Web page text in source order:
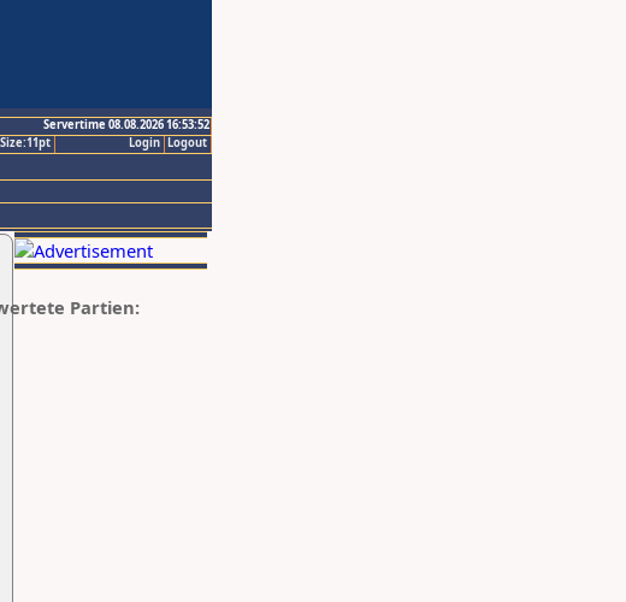
Servertime 08.08.2026 16:53:52
Logout
Login
Partien: